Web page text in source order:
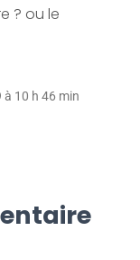
? ou le
à 10 h 46 min